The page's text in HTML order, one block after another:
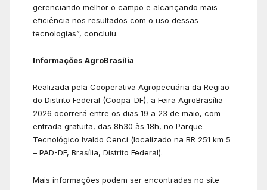
gerenciando melhor o campo e alcançando mais
eficiência nos resultados com o uso dessas
tecnologias”, concluiu.
Informações AgroBrasília
Realizada pela Cooperativa Agropecuária da Região
do Distrito Federal (Coopa-DF), a Feira AgroBrasília
2026 ocorrerá entre os dias 19 a 23 de maio, com
entrada gratuita, das 8h30 às 18h, no Parque
Tecnológico Ivaldo Cenci (localizado na BR 251 km 5
– PAD-DF, Brasília, Distrito Federal).
Mais informações podem ser encontradas no site